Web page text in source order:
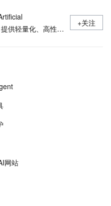
供轻量化、高性价
云原生AI基础平
地场景，全面提升
+关注
网站